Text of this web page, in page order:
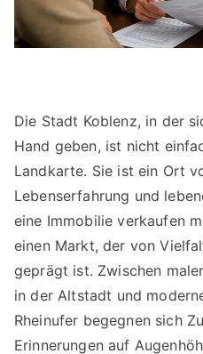
Die Stadt Koblenz, in der
Hand geben, ist nicht
Landkarte. Sie ist ein Ort
Lebenserfahrung und
eine Immobilie verkaufen
einen Markt, der von
geprägt ist. Zwischen
in der Altstadt und
Rheinufer begegnen sich
Erinnerungen auf